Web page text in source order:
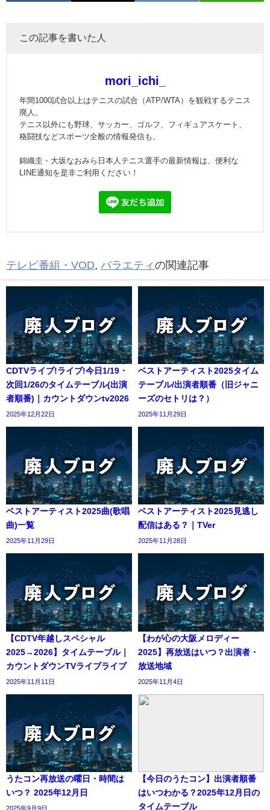
この記事を書いた人
mori_ichi_
年間1000試合以上はテニスの試合（ATP/WTA）を観戦するテニス
廃人。
テニス以外にも野球、サッカー、ゴルフ、フィギュアスケート、
格闘技などスポーツ全般の情報発信も。
錦織圭・大坂なおみら日本人テニス選手の最新情報は、便利な
LINE通知を是非ご利用ください！
テレビ番組・VOD, バラエティ の関連記事
CDTVライブ!ライブ!今日1/19・
次回1/26のタイムテーブル(出演
者順番)｜カウントダウンtv2026
2025年12月22日
ベストアーティスト2025タイム
テーブル/出演者順番（旧ジャニ
ーズのセトリは？）
2025年11月29日
ベストアーティスト2025曲(歌唱
曲)一覧
2025年11月29日
ベストアーティスト2025見逃し
配信はある？｜TVer
2025年11月28日
【CDTV年越しスペシャル
2025→2026】タイムテーブル｜
カウントダウンTVライブライブ
2025年11月11日
【わが心の大阪メロディー
2025】再放送はいつ？出演者・
放送地域
2025年11月4日
うたコン再放送の曜日・時間は
いつ？ 2025年12月日
2025年9月9日
【今日のうたコン】出演者順番
はいつわかる？2025年12月日の
タイムテーブル